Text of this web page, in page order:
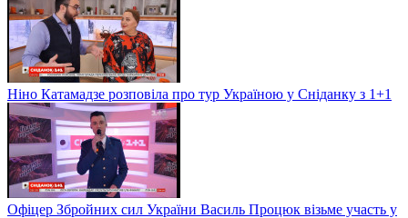
Ніно Катамадзе розповіла про тур Україною у Сніданку з 1+1
Офіцер Збройних сил України Василь Процюк візьме участь у